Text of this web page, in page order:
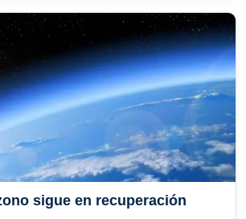
sigue en recuperación